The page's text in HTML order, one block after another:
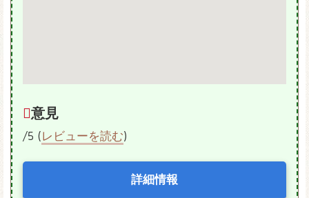
意見
/5 (レビューを読む)
詳細情報